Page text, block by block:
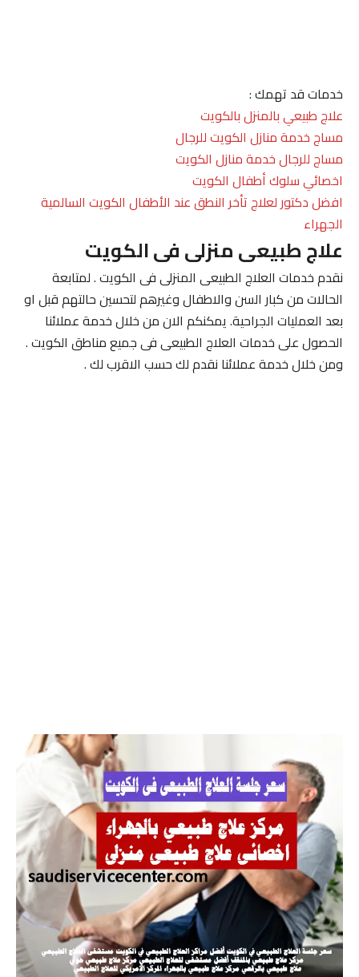
خدمات قد تهمك :
علاج طبيعي بالمنزل بالكويت
مساج خدمة منازل الكويت للرجال
مساج للرجال خدمة منازل الكويت
اخصائي سلوك أطفال الكويت
افضل دكتور لعلاج تأخر النطق عند الأطفال الكويت السالمية
الجهراء
علاج طبيعى منزلى فى الكويت
نقدم خدمات العلاج الطبيعى المنزلى فى الكويت . لمتابعة
الحالات من كبار السن والاطفال وغيرهم لتحسين حالتهم قبل او
بعد العمليات الجراحية. يمكنكم الان من خلال خدمة عملائنا
الحصول على خدمات العلاج الطبيعى فى جميع مناطق الكويت .
ومن خلال خدمة عملائنا نقدم لك حسب الاقرب لك .